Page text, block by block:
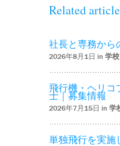
Related
社長と専務から
2026年8月1日 in 学校
飛行機・ヘリ
士｜募集情報
2026年7月15日 in 学
単独飛行を実施